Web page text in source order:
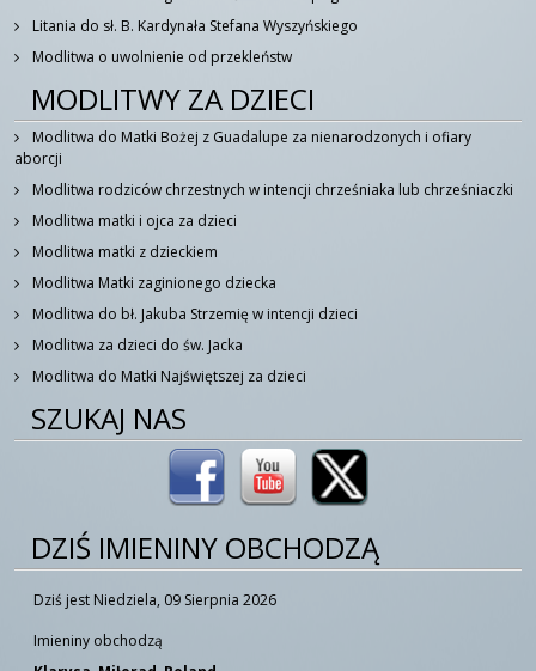
Litania do sł. B. Kardynała Stefana Wyszyńskiego
Modlitwa o uwolnienie od przekleństw
MODLITWY ZA DZIECI
Modlitwa do Matki Bożej z Guadalupe za nienarodzonych i ofiary
aborcji
Modlitwa rodziców chrzestnych w intencji chrześniaka lub chrześniaczki
Modlitwa matki i ojca za dzieci
Modlitwa matki z dzieckiem
Modlitwa Matki zaginionego dziecka
Modlitwa do bł. Jakuba Strzemię w intencji dzieci
Modlitwa za dzieci do św. Jacka
Modlitwa do Matki Najświętszej za dzieci
SZUKAJ NAS
DZIŚ IMIENINY OBCHODZĄ
Dziś jest Niedziela, 09 Sierpnia 2026
Imieniny obchodzą